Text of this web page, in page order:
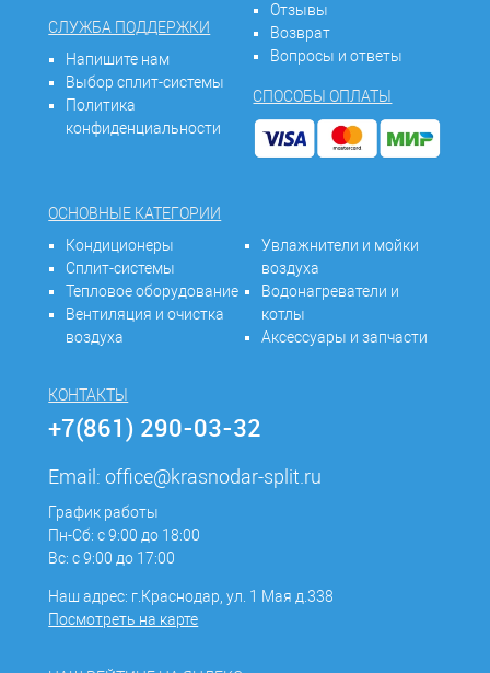
СЛУЖБА ПОДДЕРЖКИ
Напишите нам
Выбор сплит-системы
Политика
конфиденциальности
Отзывы
Возврат
Вопросы и ответы
СПОСОБЫ ОПЛАТЫ
ОСНОВНЫЕ КАТЕГОРИИ
Кондиционеры
Сплит-системы
Тепловое оборудование
Вентиляция и очистка
воздуха
Увлажнители и мойки
воздуха
Водонагреватели и
котлы
Аксессуары и запчасти
КОНТАКТЫ
+7(861) 290-03-32
Email:office@krasnodar-split.ru
График работы
Пн-Сб: с 9:00 до 18:00
Вс: с 9:00 до 17:00
Наш адрес: г.Краснодар, ул. 1 Мая д.338
Посмотреть на карте